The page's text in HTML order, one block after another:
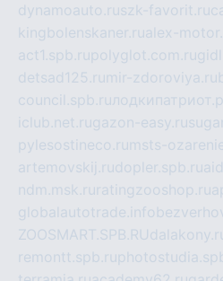
dynamoauto.ruszk-favorit.ru
kingbolenskaner.rualex-
act1.spb.rupolyglot.com.ru
detsad125.ru mir-zdoroviya.ru
council.spb.ru
iclub.net.rugazon-easy.ru
pylesostineco.ru msts-
artemovskij.rudopler.spb.ru
ndm.msk.ru ratingzooshop.ru
globalautotrade.info
ZOOSMART.SPB.RU
remontt.spb.ru